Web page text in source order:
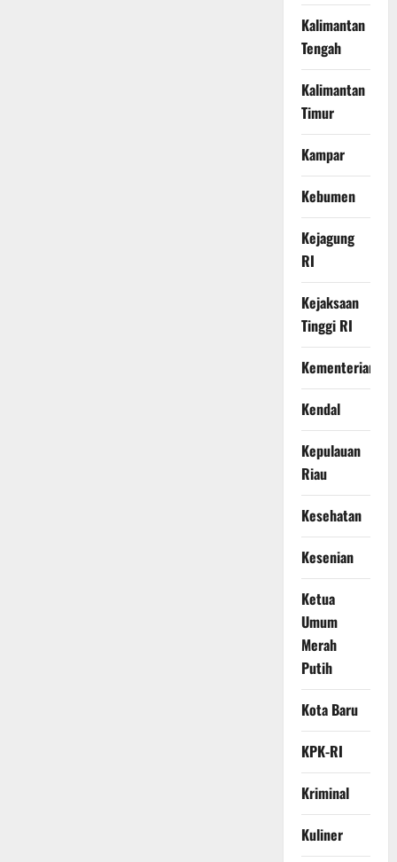
Kalimantan
Tengah
Kalimantan
Timur
Kampar
Kebumen
Kejagung
RI
Kejaksaan
Tinggi RI
Kementerian
Kendal
Kepulauan
Riau
Kesehatan
Kesenian
Ketua
Umum
Merah
Putih
Kota Baru
KPK-RI
Kriminal
Kuliner